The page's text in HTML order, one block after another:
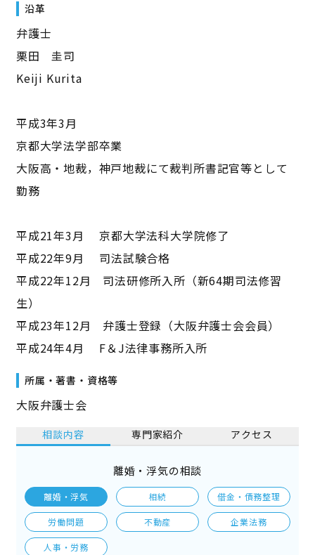
沿革
弁護士
栗田 圭司
Keiji Kurita
平成3年3月
京都大学法学部卒業
大阪高・地裁，神戸地裁にて裁判所書記官等として
勤務
平成21年3月 京都大学法科大学院修了
平成22年9月 司法試験合格
平成22年12月 司法研修所入所（新64期司法修習
生）
平成23年12月 弁護士登録（大阪弁護士会会員）
平成24年4月 F＆J法律事務所入所
所属・著書・資格等
大阪弁護士会
相談内容 専門家紹介 アクセス
離婚・浮気の相談
離婚・浮気 相続 借金・債務整理
労働問題 不動産 企業法務
人事・労務